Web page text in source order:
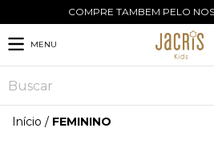
COMPRE TAMBEM PELO
MENU
Início / FEMININO